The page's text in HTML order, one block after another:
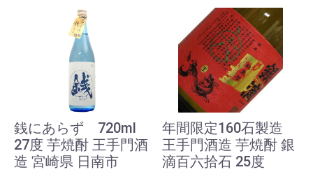
銭にあらず 720ml
27度 芋焼酎 王手門酒
造 宮崎県 日南市
年間限定160石製造
王手門酒造 芋焼酎 銀
滴百六拾石 25度